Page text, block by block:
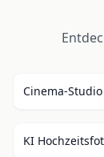
Cinema-Studio
KI